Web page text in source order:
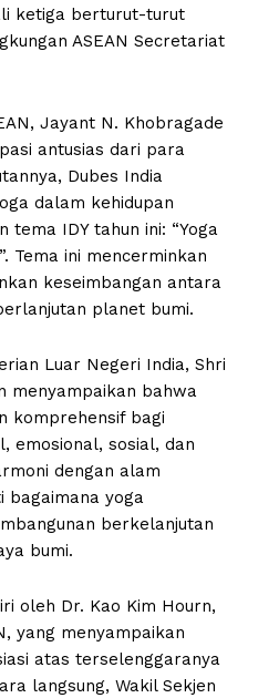
ketiga berturut-turut
ASEAN Secretariat
Jayant N. Khobragade
antusias dari para
Dubes India
dalam kehidupan
IDY tahun ini: “Yoga
Tema ini mencerminkan
keseimbangan antara
planet bumi.
Luar Negeri India, Shri
menyampaikan bahwa
komprehensif bagi
emosional, sosial, dan
dengan alam
bagaimana yoga
berkelanjutan
bumi.
oleh Dr. Kao Kim Hourn,
yang menyampaikan
atas terselenggaranya
langsung, Wakil Sekjen